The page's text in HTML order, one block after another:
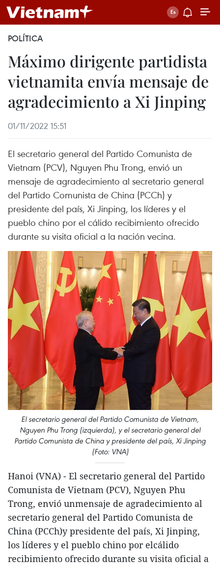
POLÍTICA
Máximo dirigente partidista
vietnamita envía mensaje de
agradecimiento a Xi Jinping
01/11/2022 15:51
El secretario general del Partido Comunista de
Vietnam (PCV), Nguyen Phu Trong, envió un
mensaje de agradecimiento al secretario general
del Partido Comunista de China (PCCh) y
presidente del país, Xi Jinping, los líderes y el
pueblo chino por el cálido recibimiento ofrecido
durante su visita oficial a la nación vecina.
El secretario general del Partido Comunista de Vietnam,
Nguyen Phu Trong (izquierda), y el secretario general del
Partido Comunista de China y presidente del país, Xi Jinping
(Foto: VNA)
Hanoi (VNA) - El secretario general del Partido
Comunista de Vietnam (PCV), Nguyen Phu
Trong, envió unmensaje de agradecimiento al
secretario general del Partido Comunista de
China (PCCh)y presidente del país, Xi Jinping,
los líderes y el pueblo chino por elcálido
recibimiento ofrecido durante su visita oficial a